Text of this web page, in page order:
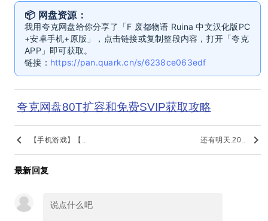
📦 网盘资源：
我用夸克网盘给你分享了「F 废都物语 Ruina 中文汉化版PC
+安卓手机+原版」，点击链接或复制整段内容，打开「夸克
APP」即可获取。
链接： https://pan.quark.cn/s/6238ce063edf
夸克网盘80T扩容和免费SVIP获取攻略
keyboard_arrow_left 【手机游戏】【.. 还有明天.20.. keyboard_arrow_right
最新回复